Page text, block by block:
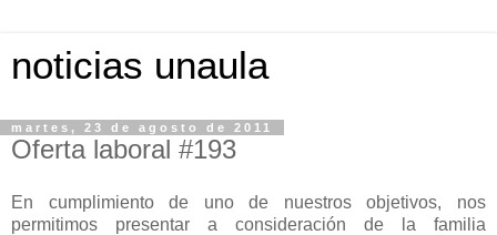
noticias unaula
martes, 23 de agosto de 2011
Oferta laboral #193
En cumplimiento de uno de nuestros objetivos, nos
permitimos presentar a consideración de la familia